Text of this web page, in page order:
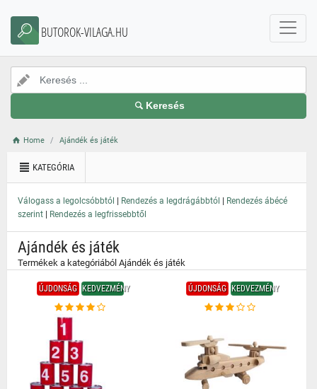
BUTOROK-VILAGA.HU
Keresés
Home Ajándék és játék
KATEGÓRIA
Válogass a legolcsóbbtól | Rendezés a legdrágábbtól | Rendezés ábécé
szerint | Rendezés a legfrissebbtől
Ajándék és játék
Termékek a kategóriából Ajándék és játék
ÚJDONSÁG KEDVEZMÉNY ÚJDONSÁG KEDVEZMÉNY